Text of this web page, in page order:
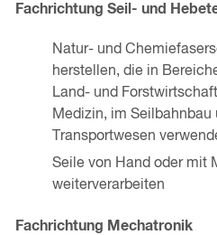
Fachrichtung Seil- und
Natur- und
herstellen, die in
Land- und
Medizin, im Seilbahnbau
Transportwesen
Seile von Hand oder mit
weiterverarbeiten
Fachrichtung Mechatronik